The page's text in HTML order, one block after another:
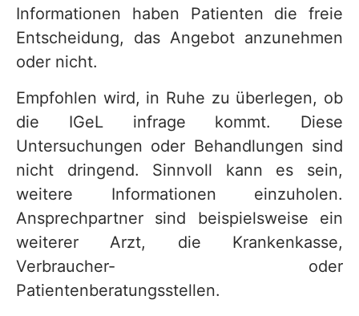
Informationen haben Patienten die freie
Entscheidung, das Angebot anzunehmen
oder nicht.
Empfohlen wird, in Ruhe zu überlegen, ob
die IGeL infrage kommt. Diese
Untersuchungen oder Behandlungen sind
nicht dringend. Sinnvoll kann es sein,
weitere Informationen einzuholen.
Ansprechpartner sind beispielsweise ein
weiterer Arzt, die Krankenkasse,
Verbraucher- oder
Patientenberatungsstellen.